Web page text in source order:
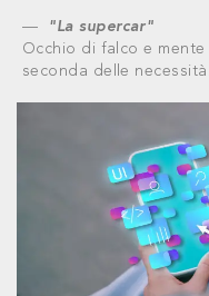
"La supercar"
Occhio di falco e
seconda delle necessità.